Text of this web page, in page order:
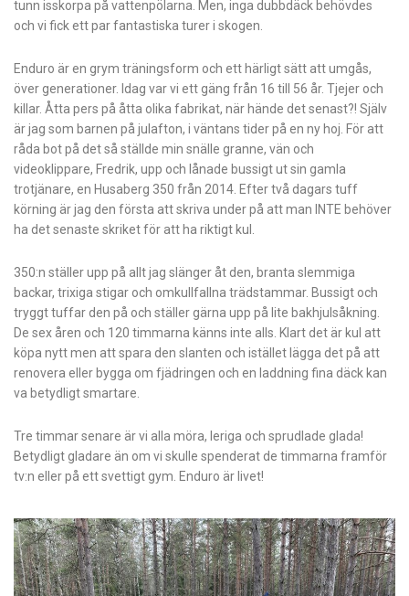
tunn isskorpa på vattenpölarna. Men, inga dubbdäck behövdes
och vi fick ett par fantastiska turer i skogen.
Enduro är en grym träningsform och ett härligt sätt att umgås,
över generationer. Idag var vi ett gäng från 16 till 56 år. Tjejer och
killar. Åtta pers på åtta olika fabrikat, när hände det senast?! Själv
är jag som barnen på julafton, i väntans tider på en ny hoj. För att
råda bot på det så ställde min snälle granne, vän och
videoklippare, Fredrik, upp och lånade bussigt ut sin gamla
trotjänare, en Husaberg 350 från 2014. Efter två dagars tuff
körning är jag den första att skriva under på att man INTE behöver
ha det senaste skriket för att ha riktigt kul.
350:n ställer upp på allt jag slänger åt den, branta slemmiga
backar, trixiga stigar och omkullfallna trädstammar. Bussigt och
tryggt tuffar den på och ställer gärna upp på lite bakhjulsåkning.
De sex åren och 120 timmarna känns inte alls. Klart det är kul att
köpa nytt men att spara den slanten och istället lägga det på att
renovera eller bygga om fjädringen och en laddning fina däck kan
va betydligt smartare.
Tre timmar senare är vi alla möra, leriga och sprudlade glada!
Betydligt gladare än om vi skulle spenderat de timmarna framför
tv:n eller på ett svettigt gym. Enduro är livet!